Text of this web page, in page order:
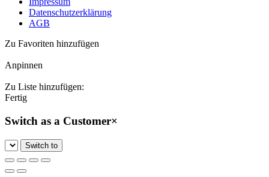
Datenschutzerklärung
AGB
Zu Favoriten hinzufügen
Anpinnen
Zu Liste hinzufügen:
Fertig
Switch as a Customer×